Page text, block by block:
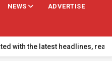
NEWS ADVERTISE
the latest headlines, real-